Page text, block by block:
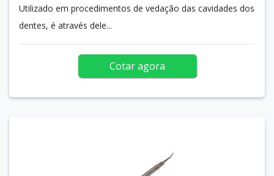
Utilizado em procedimentos de vedação das cavidades dos
dentes, é através dele...
Cotar agora